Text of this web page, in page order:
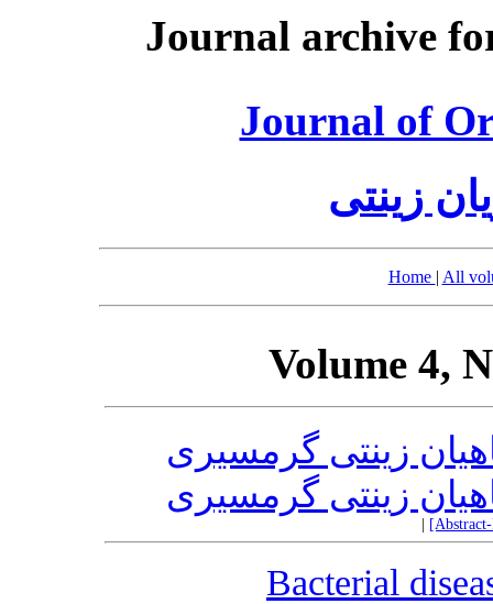
Journal archive
Journal of
زینتی
Home | All
Volume 4,
زینتی گرمسیری
زینتی گرمسیری
Bacterial